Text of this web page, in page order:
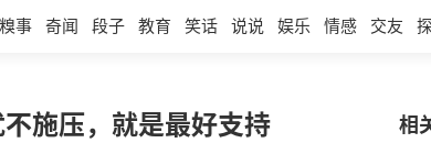
糗事 奇闻 段子 教育 笑话 说说 娱乐 情感 交友
施压，就是最好支持 相